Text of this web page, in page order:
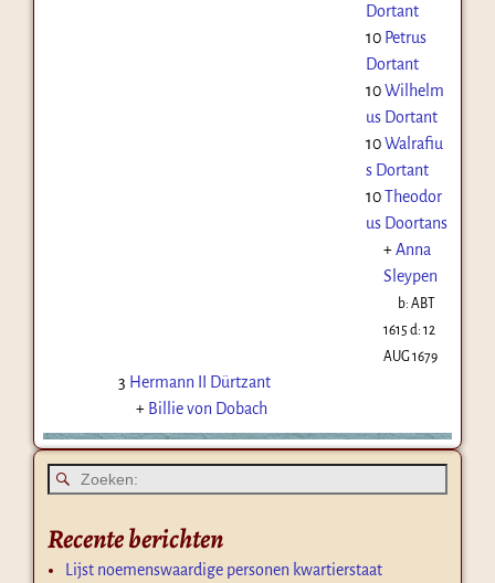
Dortant
10 Petrus
Dortant
10Wilhelm
us Dortant
10Walrafiu
s Dortant
10Theodor
us Doortans
+Anna
Sleypen
b:ABT
1615 d: 12
AUG 1679
3 Hermann II Dürtzant
+ Billie von Dobach
Recente berichten
Lijst noemenswaardige personen kwartierstaat